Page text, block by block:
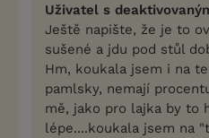
Uživatel s
Ještě napište, že je to
sušené a jdu pod stůl
Hm, koukala jsem i na
pamlsky, nemají
mě, jako pro lajka by to
lépe....koukala jsem na